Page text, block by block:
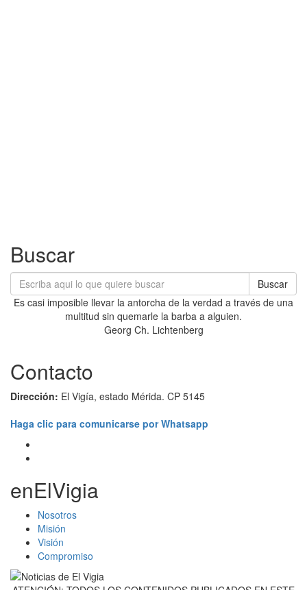
Buscar
Buscar
Es casi imposible llevar la antorcha de la verdad a través de una
multitud sin quemarle la barba a alguien.
Georg Ch. Lichtenberg
Contacto
Dirección: El Vigía, estado Mérida. CP 5145
Haga clic para comunicarse por Whatsapp
enElVigia
Nosotros
Misión
Visión
Compromiso